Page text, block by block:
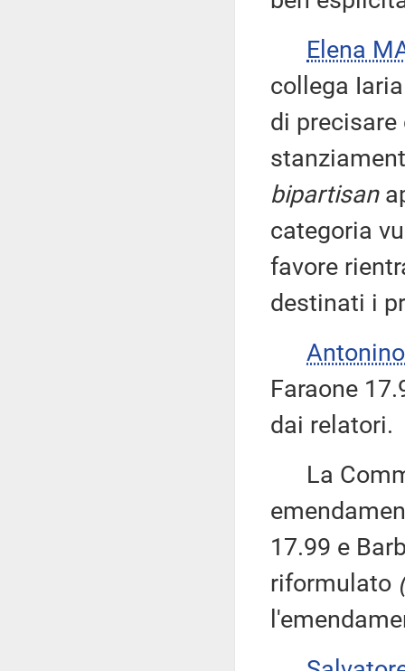
Elena
collega
di
bipartisan
categoria
favore
destinati i
Faraone
dai relatori.
La
17.99 e
riformulato